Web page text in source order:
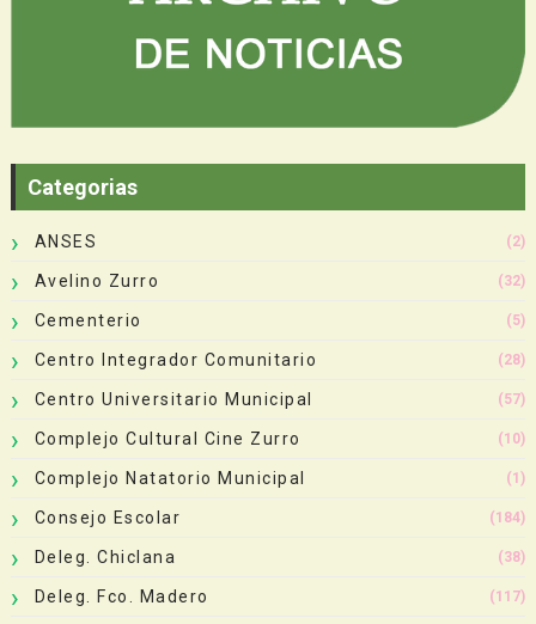
Categorias
ANSES (2)
Avelino Zurro (32)
Cementerio (5)
Centro Integrador Comunitario (28)
Centro Universitario Municipal (57)
Complejo Cultural Cine Zurro (10)
Complejo Natatorio Municipal (1)
Consejo Escolar (184)
Deleg. Chiclana (38)
Deleg. Fco. Madero (117)